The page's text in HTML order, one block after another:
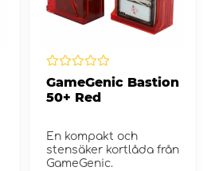
GameGenic Bastion
50+ Red
En kompakt och
stensäker kortlåda från
GameGenic.